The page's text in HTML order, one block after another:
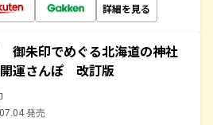
詳細を見る
御朱印でめぐる北海道の神社
運さんぽ 改訂版
発売